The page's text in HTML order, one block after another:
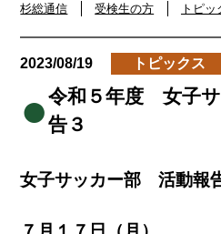
杉総通信 受検生の方 トピッ
2023/08/19 トピックス
令和５年度 女子
告３
女子サッカー部 活動報